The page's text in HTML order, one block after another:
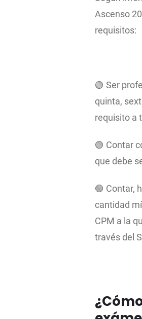
Ascenso
requisitos:
🟢 Ser
quinta,
requisito a
🟢 Contar
que debe
🟢 Contar,
cantidad
CPM a la
través del